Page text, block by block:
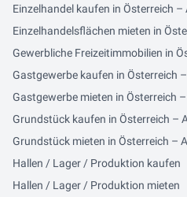
Einzelhandel kaufen in Österreich
Einzelhandelsflächen mieten in
Gewerbliche Freizeitimmobilien in
Gastgewerbe kaufen in Österreich
Gastgewerbe mieten in Österreich
Grundstück kaufen in Österreich –
Grundstück mieten in Österreich –
Hallen / Lager / Produktion kaufen
Hallen / Lager / Produktion mieten